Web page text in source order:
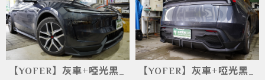
【YOFER】灰車+啞光黑_
【YOFER】灰車+啞光黑_